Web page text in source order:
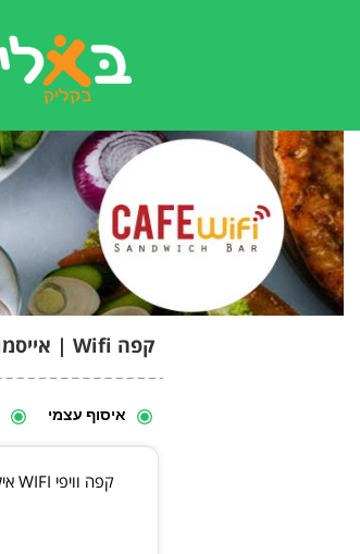
קפה Wifi | אייסמול • כשר רבנות
איסוף עצמי
קפה וויפי WIFI אילת | תפריט משלוחים